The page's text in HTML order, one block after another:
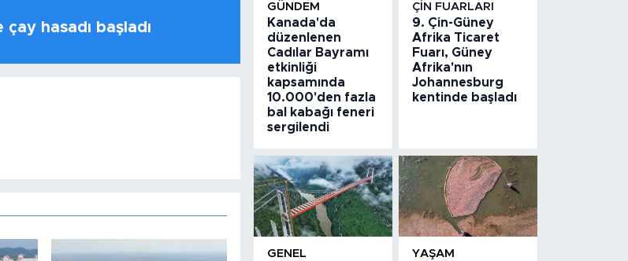
hasadı başladı
GÜNDEM
Kanada'da
düzenlenen
Cadılar Bayramı
etkinliği
kapsamında
10.000'den fazla
bal kabağı feneri
sergilendi
ÇIN FUARLARI
9. Çin-Güney
Afrika Ticaret
Fuarı, Güney
Afrika'nın
Johannesburg
kentinde başladı
GENEL YAŞAM